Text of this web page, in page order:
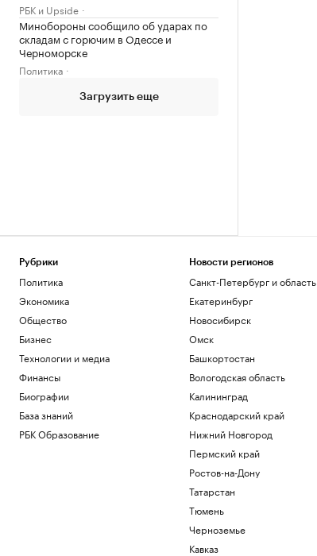
РБК и Upside
Минобороны сообщило об ударах по
складам с горючим в Одессе и
Черноморске
Политика
Загрузить еще
Рубрики
Политика
Экономика
Общество
Бизнес
Технологии и медиа
Финансы
Биографии
База знаний
РБК Образование
Новости регионов
Санкт-Петербург и область
Екатеринбург
Новосибирск
Омск
Башкортостан
Вологодская область
Калининград
Краснодарский край
Нижний Новгород
Пермский край
Ростов-на-Дону
Татарстан
Тюмень
Черноземье
Кавказ